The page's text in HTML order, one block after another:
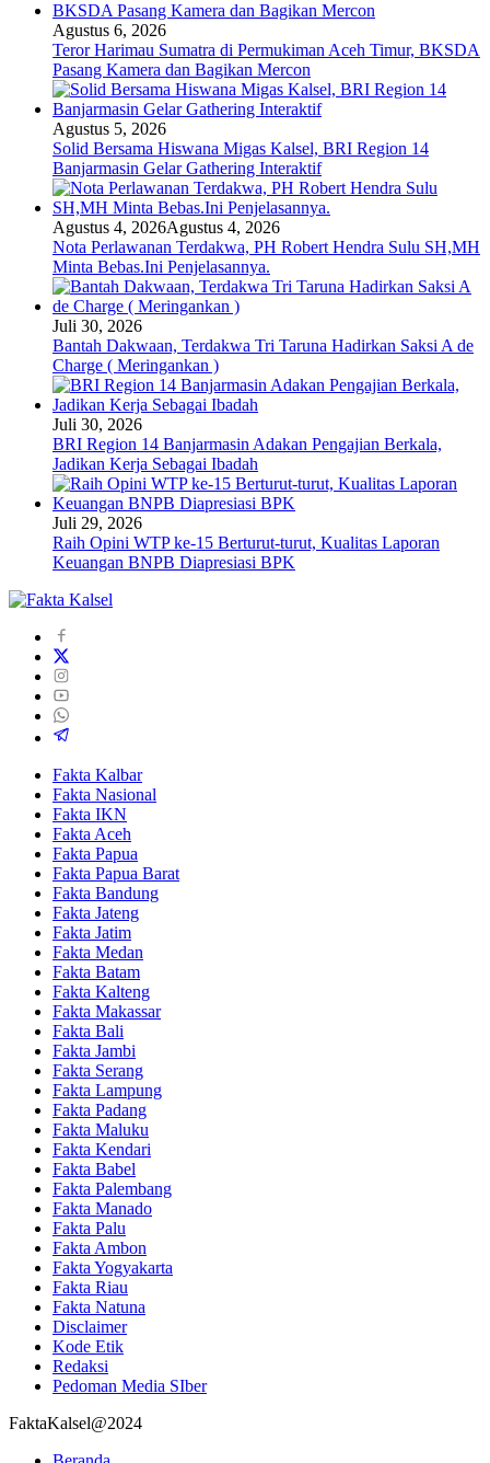
Agustus 6, 2026
Teror Harimau Sumatra di Permukiman Aceh Timur, BKSDA
Pasang Kamera dan Bagikan Mercon
Agustus 5, 2026
Solid Bersama Hiswana Migas Kalsel, BRI Region 14
Banjarmasin Gelar Gathering Interaktif
Agustus 4, 2026Agustus 4, 2026
Nota Perlawanan Terdakwa, PH Robert Hendra Sulu SH,MH
Minta Bebas.Ini Penjelasannya.
Juli 30, 2026
Bantah Dakwaan, Terdakwa Tri Taruna Hadirkan Saksi A de
Charge ( Meringankan )
Juli 30, 2026
BRI Region 14 Banjarmasin Adakan Pengajian Berkala,
Jadikan Kerja Sebagai Ibadah
Juli 29, 2026
Raih Opini WTP ke-15 Berturut-turut, Kualitas Laporan
Keuangan BNPB Diapresiasi BPK
Fakta Kalbar
Fakta Nasional
Fakta IKN
Fakta Aceh
Fakta Papua
Fakta Papua Barat
Fakta Bandung
Fakta Jateng
Fakta Jatim
Fakta Medan
Fakta Batam
Fakta Kalteng
Fakta Makassar
Fakta Bali
Fakta Jambi
Fakta Serang
Fakta Lampung
Fakta Padang
Fakta Maluku
Fakta Kendari
Fakta Babel
Fakta Palembang
Fakta Manado
Fakta Palu
Fakta Ambon
Fakta Yogyakarta
Fakta Riau
Fakta Natuna
Disclaimer
Kode Etik
Redaksi
Pedoman Media SIber
FaktaKalsel@2024